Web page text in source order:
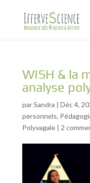
WISH & la
analyse
parSandra | Déc 4,
personnels,
Polyvagale| 2